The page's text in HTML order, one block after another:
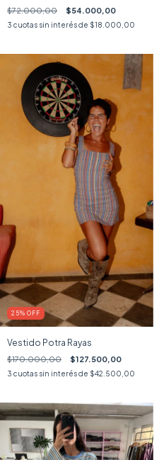
$72.000,00 $54.000,00
3 cuotas sin interés de $18.000,00
25% OFF
Vestido Potra Rayas
$170.000,00 $127.500,00
3 cuotas sin interés de $42.500,00